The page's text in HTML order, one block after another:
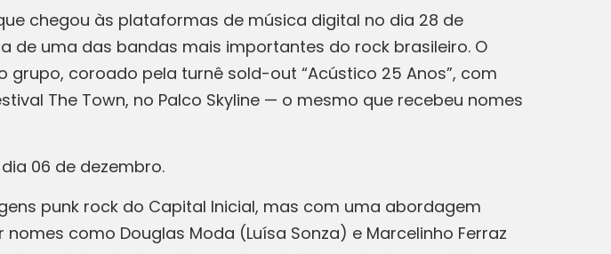
chegou às plataformas de música digital no dia 28 de
de uma das bandas mais importantes do rock brasileiro. O
coroado pela turnê sold-out “Acústico 25 Anos”, com
The Town, no Palco Skyline — o mesmo que recebeu nomes
06 de dezembro.
punk rock do Capital Inicial, mas com uma abordagem
como Douglas Moda (Luísa Sonza) e Marcelinho Ferraz